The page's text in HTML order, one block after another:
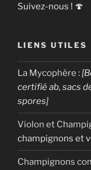
Suivez-nous ! 🍄
LIENS UTILES
La Mycophère :
certifié ab, sacs
spores]
Violon et
champignons et
Champignons